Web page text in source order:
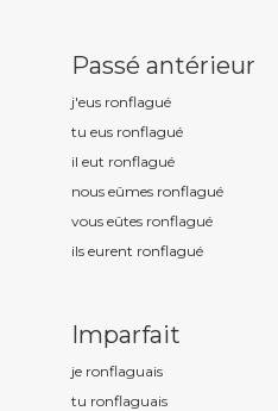
Passé antérieur
j'eus ronflagué
tu eus ronflagué
il eut ronflagué
nous eûmes ronflagué
vous eûtes ronflagué
ils eurent ronflagué
Imparfait
je ronflaguais
tu ronflaguais